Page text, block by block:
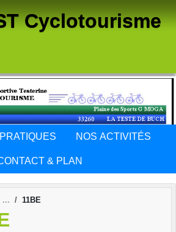
Cyclotourisme
NOS ACTIVITÉS
& PLAN
11BE
cookies